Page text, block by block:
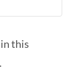
this